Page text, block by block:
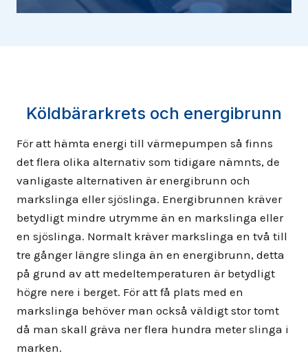
Köldbärarkrets och energibrunn
För att hämta energi till värmepumpen så finns
det flera olika alternativ som tidigare nämnts, de
vanligaste alternativen är energibrunn och
markslinga eller sjöslinga. Energibrunnen kräver
betydligt mindre utrymme än en markslinga eller
en sjöslinga. Normalt kräver markslinga en två till
tre gånger längre slinga än en energibrunn, detta
på grund av att medeltemperaturen är betydligt
högre nere i berget. För att få plats med en
markslinga behöver man också väldigt stor tomt
då man skall gräva ner flera hundra meter slinga i
marken.